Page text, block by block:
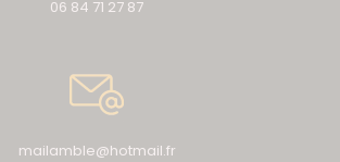
06 84 71 27 87
mailamble@hotmail.fr